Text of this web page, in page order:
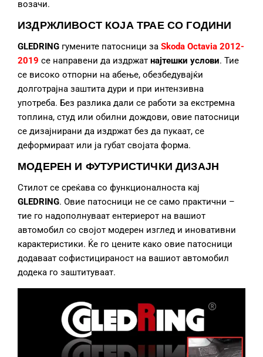
возачи.
ИЗДРЖЛИВОСТ КОЈА ТРАЕ СО ГОДИНИ
GLEDRING гумените патосници за Skoda Octavia 2012-
2019 се направени да издржат најтешки услови. Тие
се високо отпорни на абење, обезбедувајќи
долготрајна заштита дури и при интензивна
употреба. Без разлика дали се работи за екстремна
топлина, студ или обилни дождови, овие патосници
се дизајнирани да издржат без да пукаат, се
деформираат или ја губат својата форма.
МОДЕРЕН И ФУТУРИСТИЧКИ ДИЗАЈН
Стилот се среќава со функционалноста кај
GLEDRING. Овие патосници не се само практични –
тие го надополнуваат ентериерот на вашиот
автомобил со својот модерен изглед и иновативни
карактеристики. Ќе го цените како овие патосници
додаваат софистицираност на вашиот автомобил
додека го заштитуваат.